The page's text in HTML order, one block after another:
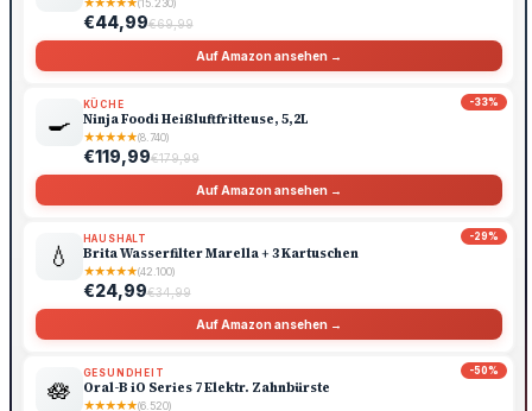
(15.230)
€44,99€69,99
Auf Amazon ansehen →
-33%
🍳
KÜCHE
Ninja Foodi Heißluftfritteuse, 5,2L
★★★★★(8.740)
€119,99€179,99
Auf Amazon ansehen →
-29%
💧
HAUSHALT
Brita Wasserfilter Marella + 3 Kartuschen
★★★★★(42.100)
€24,99€34,99
Auf Amazon ansehen →
-50%
🪷
GESUNDHEIT
Oral-B iO Series 7 Elektr. Zahnbürste
★★★★★(6.520)